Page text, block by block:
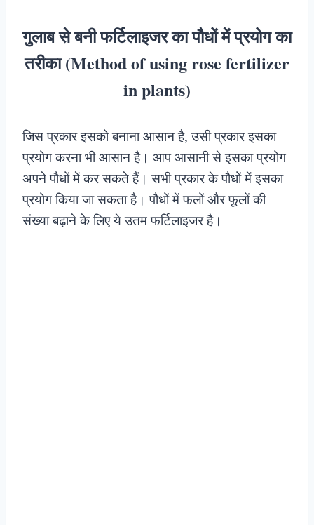
गुलाब से बनी फर्टिलाइजर का पौधों में प्रयोग का
तरीका (Method of using rose fertilizer
in plants)
जिस प्रकार इसको बनाना आसान है, उसी प्रकार इसका
प्रयोग करना भी आसान है। आप आसानी से इसका प्रयोग
अपने पौधों में कर सकते हैं। सभी प्रकार के पौधों में इसका
प्रयोग किया जा सकता है। पौधों में फलों और फूलों की
संख्या बढ़ाने के लिए ये उतम फर्टिलाइजर है।